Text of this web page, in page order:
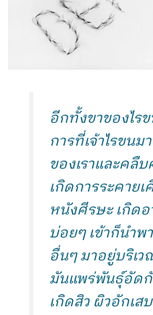
อีกทั้งขาของไ
การที่เจ้าไรขน
ของเราและคลื
เกิดการระคาย
หนังศีรษะ เกิด
บ่อยๆ เข้าก็นำ
อื่นๆ มาอยู่บริเ
มันแพร่พันธุ์อัด
เกิดสิว ผิวอักเส